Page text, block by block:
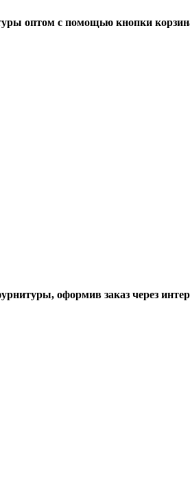
оптом с помощью кнопки
оформив заказ через